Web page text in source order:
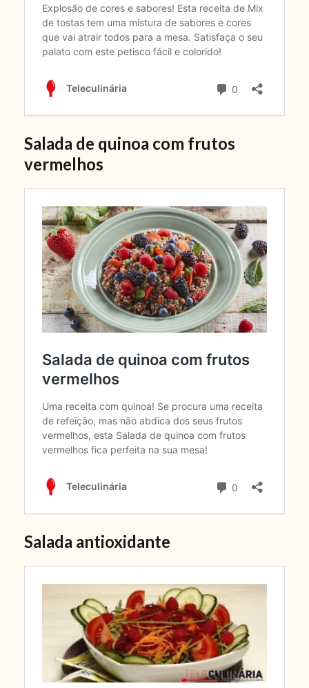
Salada de quinoa com frutos
vermelhos
Salada antioxidante